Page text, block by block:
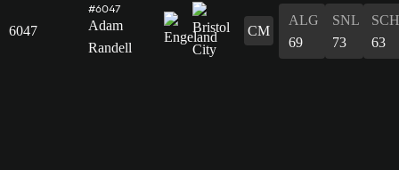
6047
#6047
Adam
Randell
CM
ALG
69
SNL
73
SCH
63